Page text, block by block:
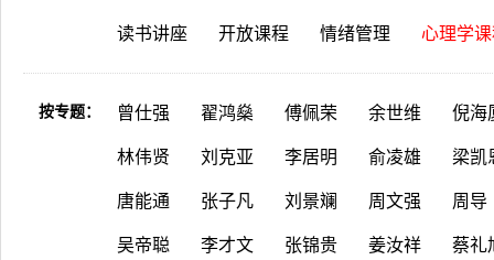
读书讲座 开放课程 情绪管理 心理学
按专题： 曾仕强 翟鸿燊 傅佩荣 余世维 倪海
林伟贤 刘克亚 李居明 俞凌雄 梁凯
唐能通 张子凡 刘景斓 周文强 周导
吴帝聪 李才文 张锦贵 姜汝祥 蔡礼